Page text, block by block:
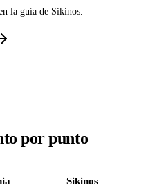
la guía de Sikinos.
por punto
Sikinos